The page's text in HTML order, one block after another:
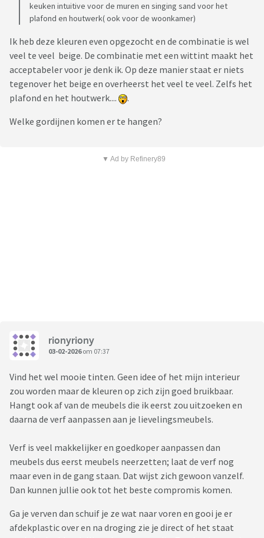
keuken intuitive voor de muren en singing sand voor het
plafond en houtwerk( ook voor de woonkamer)
Ik heb deze kleuren even opgezocht en de combinatie is wel
veel te veel beige. De combinatie met een wittint maakt het
acceptabeler voor je denk ik. Op deze manier staat er niets
tegenover het beige en overheerst het veel te veel. Zelfs het
plafond en het houtwerk....
.
Welke gordijnen komen er te hangen?
▼ Ad by Refinery89
rionyriony
03-02-2026om 07:37
Vind het wel mooie tinten. Geen idee of het mijn interieur
zou worden maar de kleuren op zich zijn goed bruikbaar.
Hangt ook af van de meubels die ik eerst zou uitzoeken en
daarna de verf aanpassen aan je lievelingsmeubels.
Verf is veel makkelijker en goedkoper aanpassen dan
meubels dus eerst meubels neerzetten; laat de verf nog
maar even in de gang staan. Dat wijst zich gewoon vanzelf.
Dan kunnen jullie ook tot het beste compromis komen.
Ga je verven dan schuif je ze wat naar voren en gooi je er
afdekplastic over en na droging zie je direct of het staat